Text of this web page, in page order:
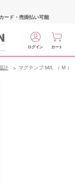
ード・売掛払い可能
ログイン カート
計 マグテンプ M/L （ M ）